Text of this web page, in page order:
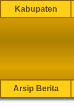
Kabupaten
Arsip Berita